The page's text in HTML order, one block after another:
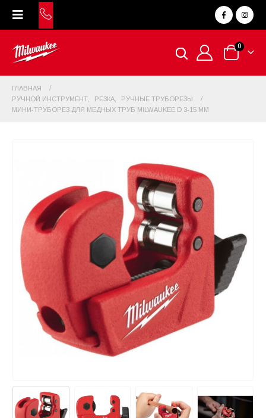
0
ГЛАВНАЯ
РУЧНОЙ ИНСТРУМЕНТ
РЕЗКА
РУЧНЫЕ ТРУБОРЕЗЫ
МИНИ-ТРУБОРЕЗ ДЛЯ МЕДНЫХ ТРУБ MILWAUKEE D 3-15 ММ